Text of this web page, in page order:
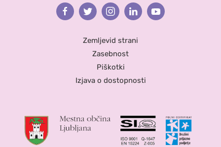
FacebookTwitterInstagramLinkedinYoutube
Zemljevid strani
Zasebnost
Piškotki
Izjava o dostopnosti